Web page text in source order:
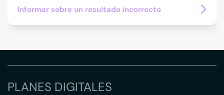
Informar sobre un resultado incorrecto
PLANES DIGITALES